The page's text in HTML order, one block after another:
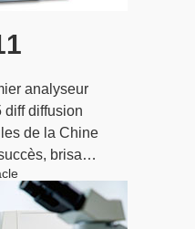
analyseur
diff diffusion
de la Chine
brisant
marques
de